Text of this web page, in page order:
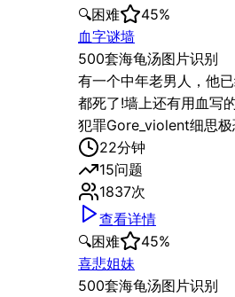
🔍困难 45%
血字谜墙
500套海龟汤图片识别
有一个中年老男人，他
都死了!墙上还有用血写
犯罪Gore_violent细思
22分钟
15问题
1837次
查看详情
🔍困难 45%
喜悲姐妹
500套海龟汤图片识别